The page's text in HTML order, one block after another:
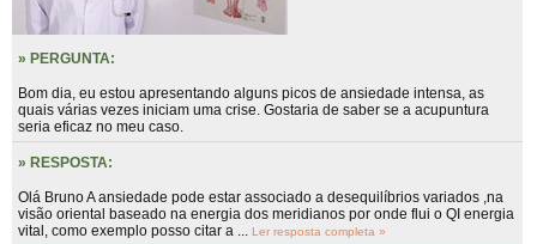
» PERGUNTA:
Bom dia, eu estou apresentando alguns picos de ansiedade intensa, as
quais várias vezes iniciam uma crise. Gostaria de saber se a acupuntura
seria eficaz no meu caso.
» RESPOSTA:
Olá Bruno A ansiedade pode estar associado a desequilíbrios variados ,na
visão oriental baseado na energia dos meridianos por onde flui o QI energia
vital, como exemplo posso citar a ... Ler resposta completa »